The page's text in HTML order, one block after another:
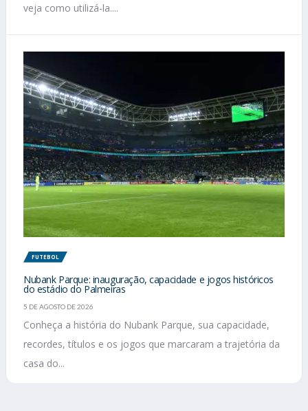
veja como utilizá-la....
FUTEBOL
Nubank Parque: inauguração, capacidade e jogos históricos
do estádio do Palmeiras
5 DE AGOSTO DE 2026
Conheça a história do Nubank Parque, sua capacidade,
recordes, títulos e os jogos que marcaram a trajetória da
casa do...